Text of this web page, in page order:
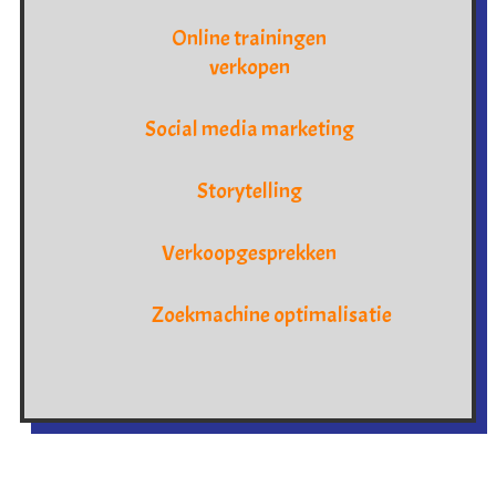
Online trainingen
verkopen
Social media marketing
Storytelling
Verkoopgesprekken
Zoekmachine optimalisatie